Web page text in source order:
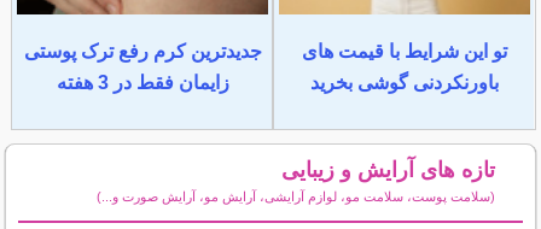
تو این شرایط با قیمت های
باورنکردنی گوشی بخرید
جدیدترین کرم رفع ترک پوستی
زایمان فقط در 3 هفته
تازه های آرایش و زیبایی
(سلامت پوست، سلامت مو، لوازم آرایشی، آرایش مو، آرایش صورت و...)